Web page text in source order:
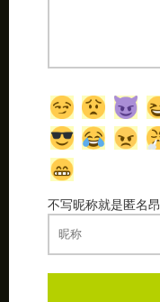
不写昵称就是匿名昂